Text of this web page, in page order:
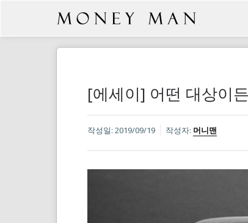
[에세이] 어떤 대상이
작성일: 2019/09/19 작성자: 머니맨